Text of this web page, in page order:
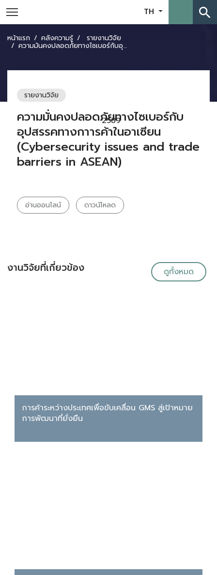
TH search
หน้าแรก คลังความรู้ รายงานวิจัย
ความมั่นคงปลอดภัยทางไซเบอร์กับอุปสรรคทางกาารค้าในอาเซียน (Cybersecurity issues and trade barriers in ASEAN)
รายงานวิจัย
2589
ความมั่นคงปลอดภัยทางไซเบอร์กับ
อุปสรรคทางกาารค้าในอาเซียน
(Cybersecurity issues and trade
barriers in ASEAN)
อ่านออนไลน์ ดาวน์โหลด
งานวิจัยที่เกี่ยวข้อง ดูทั้งหมด
การค้าระหว่างประเทศเพื่อขับเคลื่อน GMS สู่เป้าหมาย
การพัฒนาที่ยั่งยืน